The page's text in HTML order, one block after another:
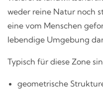
weder reine Natur noch
eine vom Menschen
lebendige Umgebung
Typisch für diese Zone
geometrische